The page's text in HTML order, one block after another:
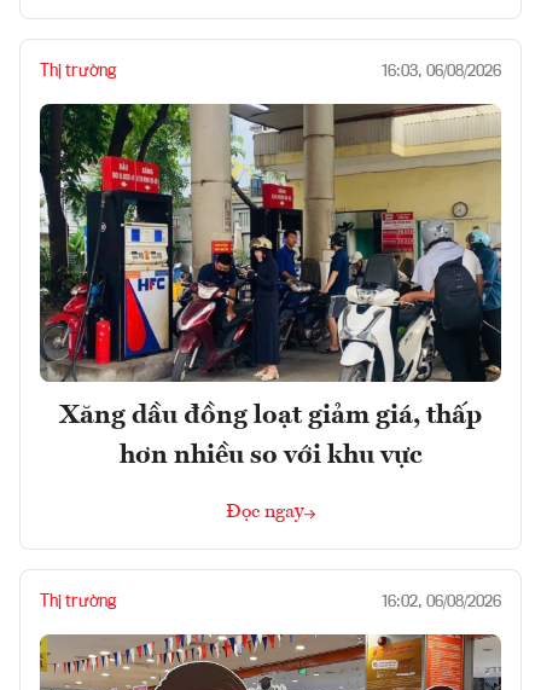
Thị trường 16:03, 06/08/2026
Xăng dầu đồng loạt giảm giá, thấp
hơn nhiều so với khu vực
Đọc ngay
Thị trường 16:02, 06/08/2026